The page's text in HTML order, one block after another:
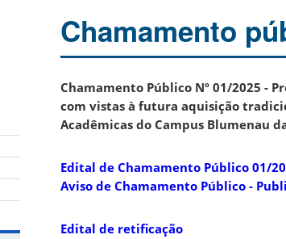
Chamamento
Chamamento Público Nº 01/2025 -
com vistas à futura aquisição
Acadêmicas do Campus Blumenau
Edital de Chamamento Público 01/
Aviso de Chamamento Público -
Edital de retificação